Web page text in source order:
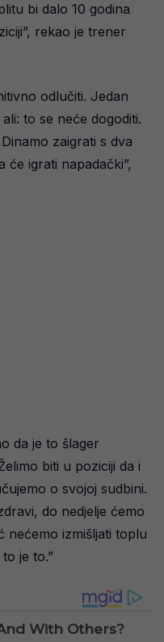
bi dalo 10 godina
rekao je trener
odlučiti. Jedan
to se neće dogoditi.
zaigrati s dva
će igrati napadački”,
da je to šlager
biti u poziciji da i
o svojoj sudbini.
do nedjelje ćemo
nećemo izmišljati toplu
je to.”